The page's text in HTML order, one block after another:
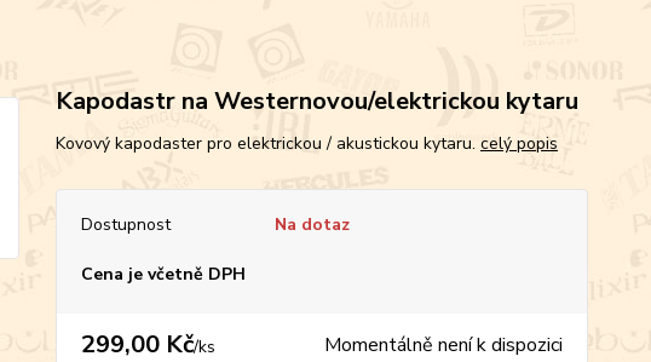
Kapodastr na Westernovou/elektrickou kytaru
Kovový kapodaster pro elektrickou / akustickou kytaru. celý popis
Dostupnost Na dotaz
Cena je včetně DPH
299,00 Kč/ks Momentálně není k dispozici